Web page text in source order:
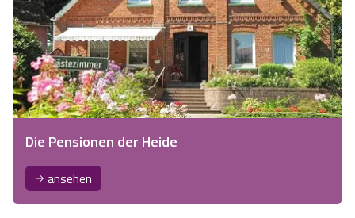
Die Pensionen der Heide
ansehen